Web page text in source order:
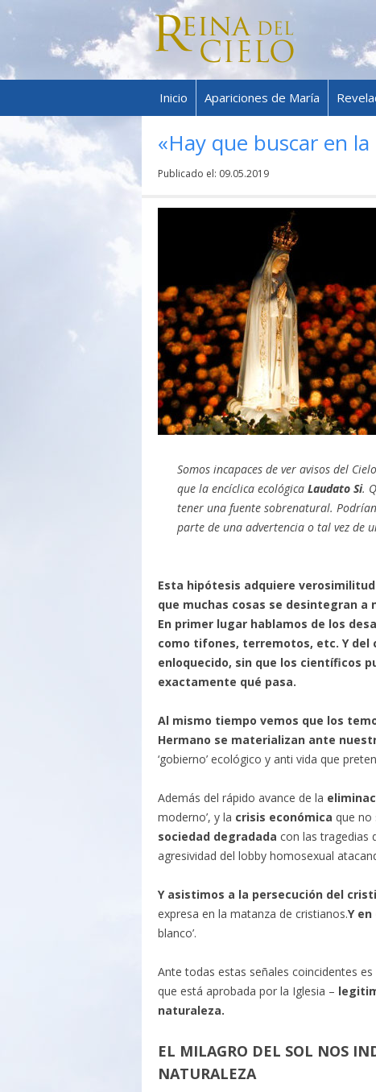
Inicio Apariciones de María
«Hay que buscar en
Publicado el: 09.05.2019
Somos incapaces de ver avisos del
que la encíclica ecológica Laudato Si.
tener una fuente sobrenatural.
parte de una advertencia o tal vez de
Esta hipótesis adquiere
que muchas cosas se desintegran a
En primer lugar hablamos de los
como tifones, terremotos, etc. Y del
enloquecido, sin que los científicos
exactamente qué pasa.
Al mismo tiempo vemos que los
Hermano se materializan ante
‘gobierno’ ecológico y anti vida que
Además del rápido avance de la
moderno’, y la crisis económica que no
sociedad degradada con las tragedias
agresividad del lobby homosexual
Y asistimos a la persecución del
expresa en la matanza de cristianos.Y
blanco’.
Ante todas estas señales coincidentes
que está aprobada por la Iglesia –
naturaleza.
EL MILAGRO DEL SOL NOS
NATURALEZA